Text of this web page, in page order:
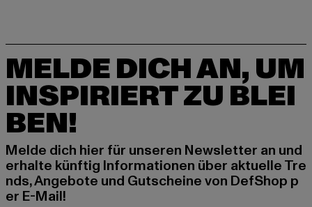
MELDE DICH AN, UM
INSPIRIERT ZU BLEI
BEN!
Melde dich hier für unseren Newsletter an und
erhalte künftig Informationen über aktuelle Tre
nds, Angebote und Gutscheine von DefShop p
er E-Mail!